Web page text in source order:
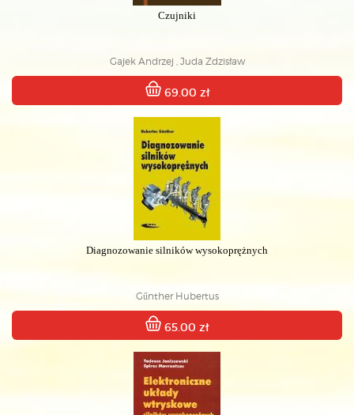
Czujniki
Gajek Andrzej , Juda Zdzisław
69.00 zł
Diagnozowanie silników wysokoprężnych
Gűnther Hubertus
65.00 zł